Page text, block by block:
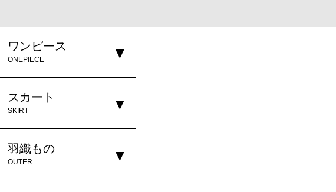
ワンピース
ONEPIECE
スカート
SKIRT
羽織もの
OUTER